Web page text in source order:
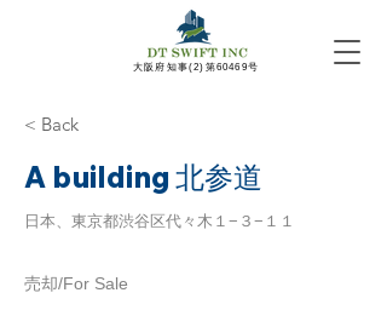
​大阪府知事(2)第60469号
< Back
A building 北参道
日本、東京都渋谷区代々木１−３−１１
売却/For Sale